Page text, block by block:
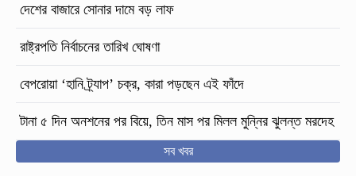
দেশের বাজারে সোনার দামে বড় লাফ
রাষ্ট্রপতি নির্বাচনের তারিখ ঘোষণা
বেপরোয়া ‘হানি ট্র্যাপ’ চক্র, কারা পড়ছেন এই ফাঁদে
টানা ৫ দিন অনশনের পর বিয়ে, তিন মাস পর মিলল মুন্নির ঝুলন্ত মরদেহ
সব খবর